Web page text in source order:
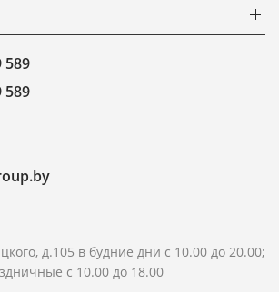
589
589
д.105 в будние дни с 10.00 до 20.00;
с 10.00 до 18.00